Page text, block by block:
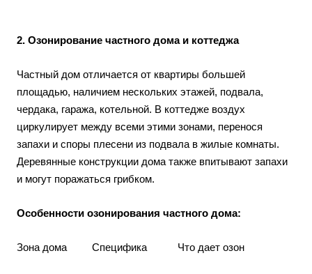
2. Озонирование частного дома и коттеджа
Частный дом отличается от квартиры большей
площадью, наличием нескольких этажей, подвала,
чердака, гаража, котельной. В коттедже воздух
циркулирует между всеми этими зонами, перенося
запахи и споры плесени из подвала в жилые комнаты.
Деревянные конструкции дома также впитывают запахи
и могут поражаться грибком.
Особенности озонирования частного дома:
Зона дома Специфика Что дает озон